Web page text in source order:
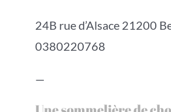
24B rue d’Alsace 21200
0380220768
—